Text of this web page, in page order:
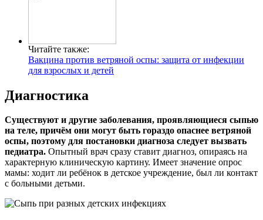
Читайте также:
Вакцина против ветряной оспы: защита от инфекции
для взрослых и детей
Диагностика
Существуют и другие заболевания, проявляющиеся сыпью
на теле, причём они могут быть гораздо опаснее ветряной
оспы, поэтому для постановки диагноза следует вызвать
педиатра. Опытный врач сразу ставит диагноз, опираясь на
характерную клиническую картину. Имеет значение опрос
мамы: ходит ли ребёнок в детское учреждение, был ли контакт
с больными детьми.